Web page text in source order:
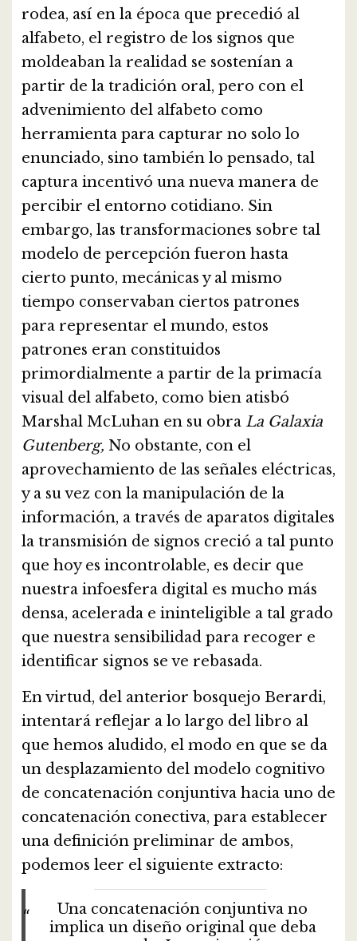
rodea, así en la época que precedió al
alfabeto, el registro de los signos que
moldeaban la realidad se sostenían a
partir de la tradición oral, pero con el
advenimiento del alfabeto como
herramienta para capturar no solo lo
enunciado, sino también lo pensado, tal
captura incentivó una nueva manera de
percibir el entorno cotidiano. Sin
embargo, las transformaciones sobre tal
modelo de percepción fueron hasta
cierto punto, mecánicas y al mismo
tiempo conservaban ciertos patrones
para representar el mundo, estos
patrones eran constituidos
primordialmente a partir de la primacía
visual del alfabeto, como bien atisbó
Marshal McLuhan en su obra La Galaxia
Gutenberg, No obstante, con el
aprovechamiento de las señales eléctricas,
y a su vez con la manipulación de la
información, a través de aparatos digitales
la transmisión de signos creció a tal punto
que hoy es incontrolable, es decir que
nuestra infoesfera digital es mucho más
densa, acelerada e ininteligible a tal grado
que nuestra sensibilidad para recoger e
identificar signos se ve rebasada.
En virtud, del anterior bosquejo Berardi,
intentará reflejar a lo largo del libro al
que hemos aludido, el modo en que se da
un desplazamiento del modelo cognitivo
de concatenación conjuntiva hacia uno de
concatenación conectiva, para establecer
una definición preliminar de ambos,
podemos leer el siguiente extracto:
Una concatenación conjuntiva no
implica un diseño original que deba